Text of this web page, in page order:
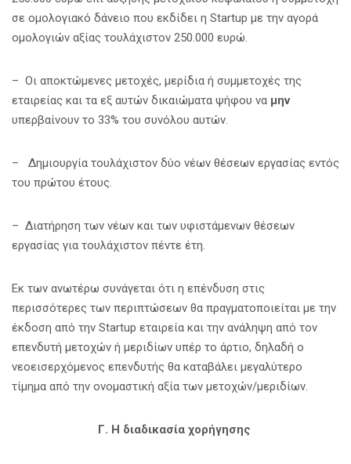
σε ομολογιακό δάνειο που εκδίδει η Startup με την αγορά
ομολογιών αξίας τουλάχιστον 250.000 ευρώ.
– Οι αποκτώμενες μετοχές, μερίδια ή συμμετοχές της
εταιρείας και τα εξ αυτών δικαιώματα ψήφου να μην
υπερβαίνουν το 33% του συνόλου αυτών.
– Δημιουργία τουλάχιστον δύο νέων θέσεων εργασίας εντός
του πρώτου έτους.
– Διατήρηση των νέων και των υφιστάμενων θέσεων
εργασίας για τουλάχιστον πέντε έτη.
Εκ των ανωτέρω συνάγεται ότι η επένδυση στις
περισσότερες των περιπτώσεων θα πραγματοποιείται με την
έκδοση από την Startup εταιρεία και την ανάληψη από τον
επενδυτή μετοχών ή μεριδίων υπέρ το άρτιο, δηλαδή ο
νεοεισερχόμενος επενδυτής θα καταβάλει μεγαλύτερο
τίμημα από την ονομαστική αξία των μετοχών/μεριδίων.
Γ. Η διαδικασία χορήγησης